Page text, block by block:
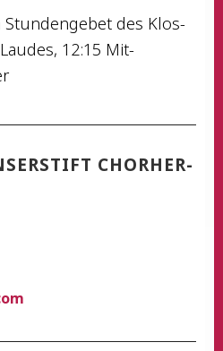
Stun­den­ge­bet des Klos­
12:15 Mit­
CHOR­HER­